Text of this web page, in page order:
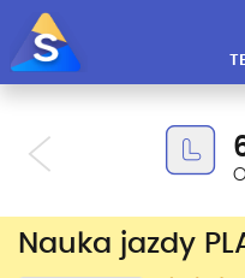
Nauka jazdy